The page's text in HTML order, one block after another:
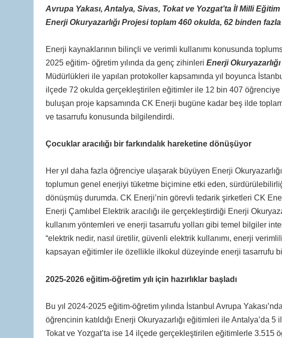
Avrupa Yakası, Antalya, Sivas, Tokat ve Yozgat’ta İl Milli
Enerji Okuryazarlığı Projesi toplam 460 okulda, 62 binden
Enerji kaynaklarının bilinçli ve verimli kullanımı konusunda
2025 eğitim- öğretim yılında da genç zihinleri Enerji
Müdürlükleri ile yapılan protokoller kapsamında yıl boyunca
ilçede 72 okulda gerçekleştirilen eğitimler ile 12 bin 407 öğrenciye
buluşan proje kapsamında CK Enerji bugüne kadar beş ilde
ve tasarrufu konusunda bilgilendirdi.
Çocuklar aracılığı bir farkındalık hareketine dönüşüyor
Her yıl daha fazla öğrenciye ulaşarak büyüyen Enerji
toplumun genel enerjiyi tüketme biçimine etki eden,
dönüşmüş durumda. CK Enerji’nin görevli tedarik şirketleri CK
Enerji Çamlıbel Elektrik aracılığı ile gerçekleştirdiği Enerji
kullanım yöntemleri ve enerji tasarrufu yolları gibi temel bilgiler
“elektrik nedir, nasıl üretilir, güvenli elektrik kullanımı, enerji
kapsayan eğitimler ile özellikle ilkokul düzeyinde enerji tasarrufu
2025-2026 eğitim-öğretim yılı için hazırlıklar başladı
Bu yıl 2024-2025 eğitim-öğretim yılında İstanbul Avrupa
öğrencinin katıldığı Enerji Okuryazarlığı eğitimleri ile Antalya’da
Tokat ve Yozgat’ta ise 14 ilçede gerçekleştirilen eğitimlerle 3.515